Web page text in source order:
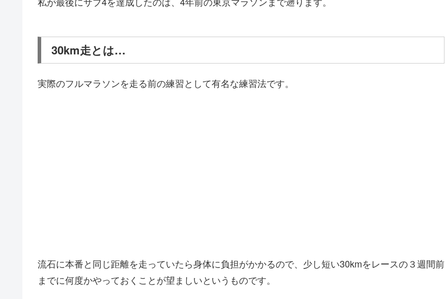
30km走とは…
実際のフルマラソンを走る前の練習として有名な練習法です。
流石に本番と同じ距離を走っていたら身体に負担がかかるので、少し短い30kmをレースの３週間前
までに何度かやっておくことが望ましいというものです。